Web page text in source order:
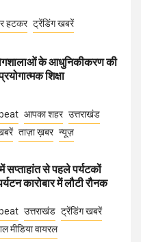
हटकर ट्रेंडिंग खबरें
के आधुनिकीकरण की
शिक्षा
आपका शहर उत्तराखंड
ताज़ा ख़बर न्यूज़
सप्ताहांत से पहले पर्यटकों
कारोबार में लौटी रौनक
उत्तराखंड ट्रेंडिंग खबरें
मीडिया वायरल